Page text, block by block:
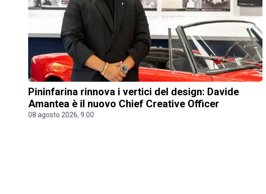
Pininfarina rinnova i vertici del design: Davide
Amantea è il nuovo Chief Creative Officer
08 agosto 2026, 9.00